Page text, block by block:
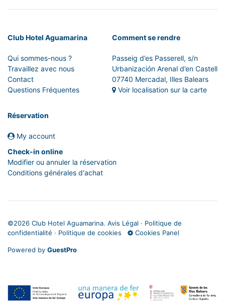
Club Hotel Aguamarina
Qui sommes-nous ?
Travaillez avec nous
Contact
Questions Fréquentes
Comment se rendre
Passeig d’es Passerell, s/n
Urbanización Arenal d’en Castell
07740 Mercadal, Illes Balears
Voir localisation sur la carte
Réservation
My account
Check-in online
Modifier ou annuler la réservation
Conditions générales d'achat
©2026 Club Hotel Aguamarina. Avis Légal · Politique de
confidentialité · Politique de cookies Cookies Panel
Powered by GuestPro